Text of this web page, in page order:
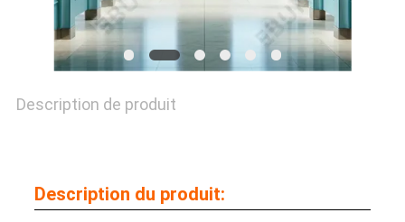
PRIVACY
Description de produit
Description du produit: